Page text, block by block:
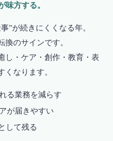
味方する。
”が続きにくくなる年。
換のサインです。
し・ケア・創作・教育・表
くなります。
る業務を減らす
が届きやすい
して残る